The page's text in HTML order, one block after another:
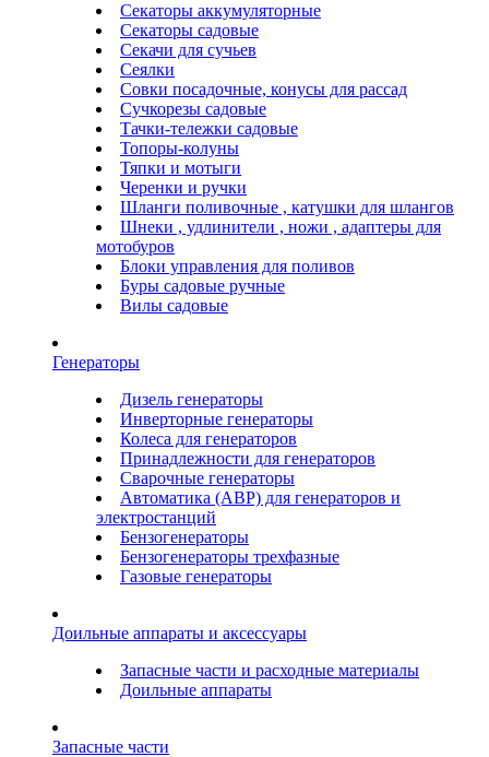
Секаторы аккумуляторные
Секаторы садовые
Секачи для сучьев
Сеялки
Совки посадочные, конусы для рассад
Сучкорезы садовые
Тачки-тележки садовые
Топоры-колуны
Тяпки и мотыги
Черенки и ручки
Шланги поливочные , катушки для шлангов
Шнеки , удлинители , ножи , адаптеры для
мотобуров
Блоки управления для поливов
Буры садовые ручные
Вилы садовые
Генераторы
Дизель генераторы
Инверторные генераторы
Колеса для генераторов
Принадлежности для генераторов
Сварочные генераторы
Автоматика (АВР) для генераторов и
электростанций
Бензогенераторы
Бензогенераторы трехфазные
Газовые генераторы
Доильные аппараты и аксессуары
Запасные части и расходные материалы
Доильные аппараты
Запасные части